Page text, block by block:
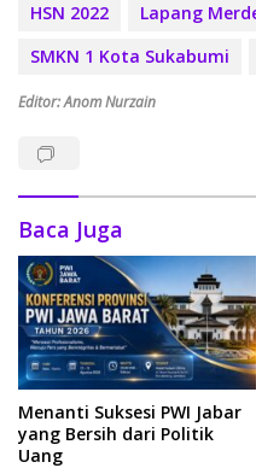
HSN 2022 Lapang
SMKN 1 Kota Sukabumi
Editor: Anom Nurzain
Baca Juga
Menanti Suksesi PWI Jabar
yang Bersih dari Politik
Uang